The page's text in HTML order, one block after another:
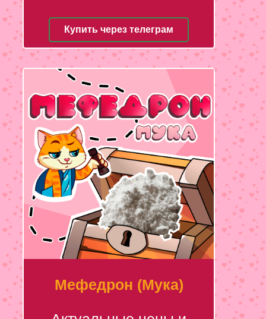
Купить через телеграм
Мефедрон (Мука)